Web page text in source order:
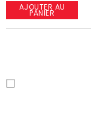
AJOUTER AU
PANIER